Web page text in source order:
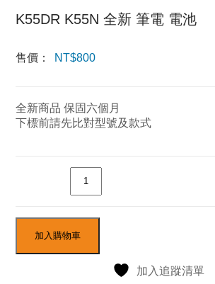
K55DR K55N 全新 筆電 電池
售價： NT$800
全新商品 保固六個月
下標前請先比對型號及款式
加入購物車
加入追蹤清單